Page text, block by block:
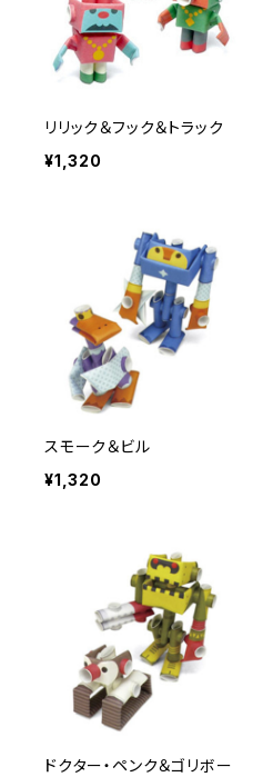
リリック＆フック＆トラック
¥1,320
スモーク＆ビル
¥1,320
ドクター・ペンク＆ゴリボー